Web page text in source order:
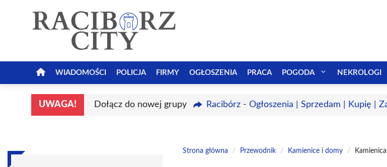
WIADOMOŚCI POLICJA FIRMY OGŁOSZENIA PRACA POGODA NEKROLOGI
UWAGA! Dołącz do nowej grupy Racibórz - Ogłoszenia | Sprzedam | Kupię |
Strona główna / Przewodnik / Kamienice i domy /